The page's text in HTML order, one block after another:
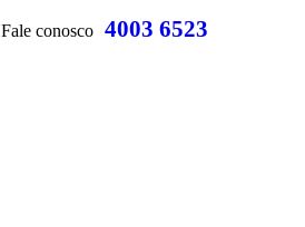
Fale conosco 4003 6523